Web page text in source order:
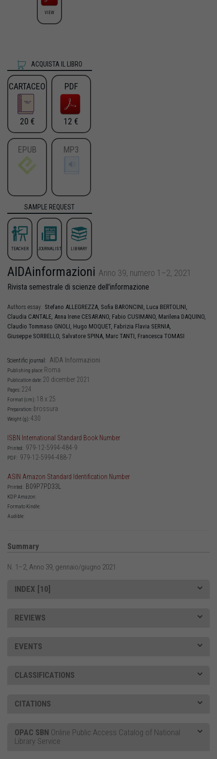
VIEW
ACQUISTA IL LIBRO
CARTACEO
20 €
PDF
12 €
EPUB MP3
SAMPLE REQUEST
TEACHER JOURNALIST LIBRARY
AIDAinformazioni Anno 39, numero 1–2, 2021
Rivista semestrale di scienze dell’informazione
Authors essay: Stefano ALLEGREZZA Sofia BARONCINI Luca BERTOLINI
Claudia CANTALE Anna Irene CESARANO Fabio CUSIMANO Marilena DAQUINO
Claudio Tommaso GNOLI Hugo MOQUET, Fabrizia Flavia SERNIA
Giuseppe SORBELLO Salvatore SPINA Marc TANTI Francesca TOMASI
Scientific journal: AIDA Informazioni
Publishing place: Roma
Publication date: 20 dicember 2021
Pages: 224
Format (cm): 18 x 25
Preparation: brossura
Weight (g):430
ISBN International Standard Book Number
Printed: 979-12-5994-484-9
PDF: 979-12-5994-488-7
ASIN Amazon Standard Identification Number
Printed: B09P7PD33L
KDP Amazon:
Formato Kindle:
Audible:
Summary
N. 1–2, Anno 39, gennaio/giugno 2021
INDEX [10]
REVIEWS
EVENTS
CLASSIFICATIONS
CITATIONS
OPAC SBN Online Public Access Catalog of National
Library Service